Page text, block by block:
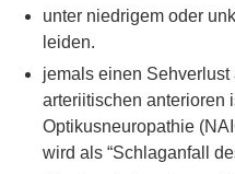
unter niedrigem oder
leiden.
jemals einen
arteriitischen anterioren
Optikusneuropathie
wird als “Schlaganfall